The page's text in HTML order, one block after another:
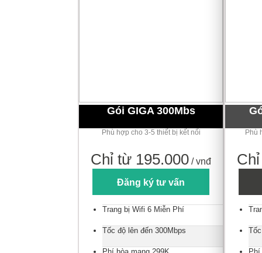
Gói GIGA 300Mbs
Phù hợp cho 3-5 thiết bị kết nối
Chỉ từ 195.000 / vnđ
Đăng ký tư vấn
Trang bị Wifi 6 Miễn Phí
Tốc độ lên đến 300Mbps
Phù